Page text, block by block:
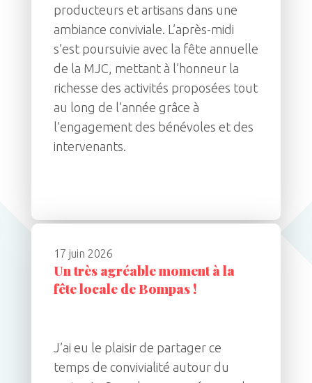
producteurs et artisans dans une
ambiance conviviale. L’après-midi
s’est poursuivie avec la fête annuelle
de la MJC, mettant à l’honneur la
richesse des activités proposées tout
au long de l’année grâce à
l’engagement des bénévoles et des
intervenants.
17 juin 2026
Un très agréable moment à la
fête locale de Bompas !
J’ai eu le plaisir de partager ce
temps de convivialité autour du